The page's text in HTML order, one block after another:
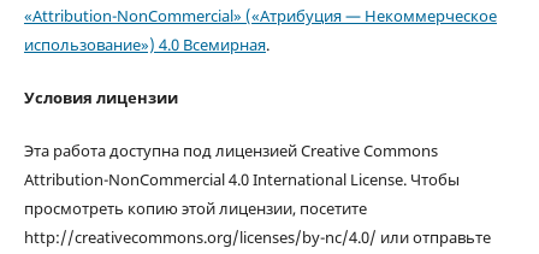
«Attribution-NonCommercial» («Атрибуция — Некоммерческое
использование») 4.0 Всемирная.
Условия лицензии
Эта работа доступна под лицензией Creative Commons
Attribution-NonCommercial 4.0 International License. Чтобы
просмотреть копию этой лицензии, посетите
http://creativecommons.org/licenses/by-nc/4.0/ или отправьте